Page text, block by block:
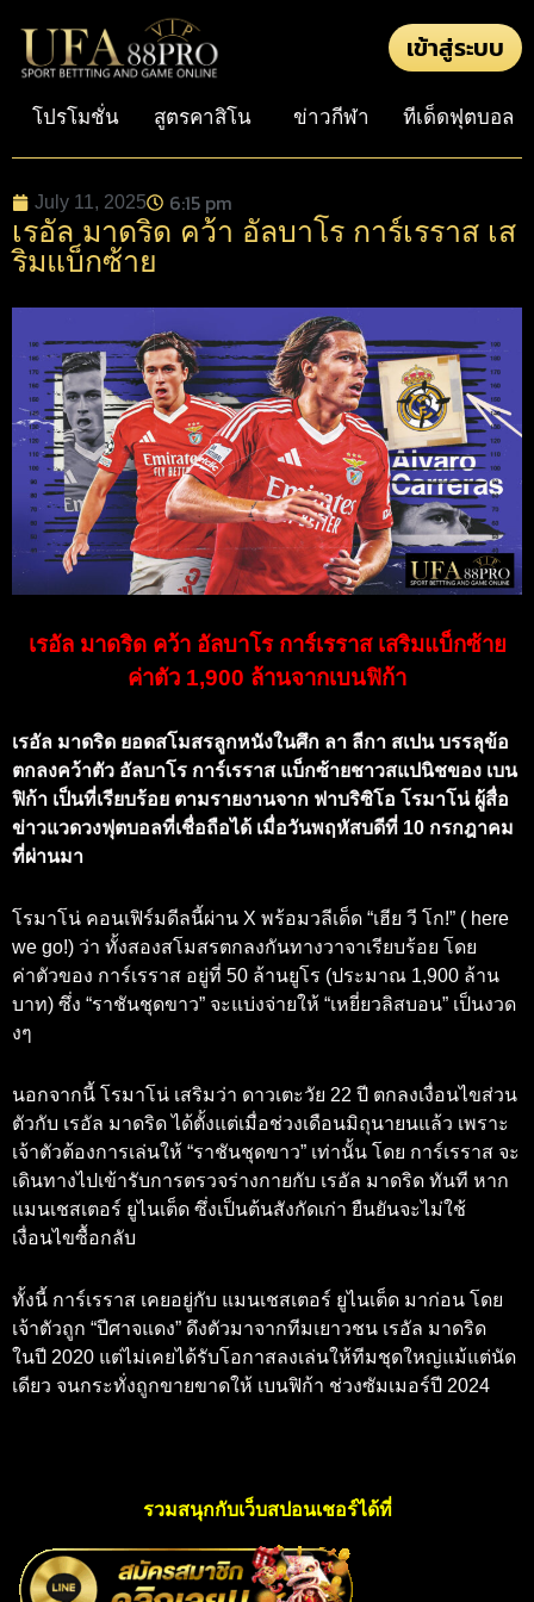
เข้าสู่ระบบ
โปรโมชั่น สูตรคาสิโน ข่าวกีฬา ทีเด็ดฟุตบอล
July 11, 2025 6:15 pm
เรอัล มาดริด คว้า อัลบาโร การ์เรราส เส
ริมแบ็กซ้าย
เรอัล มาดริด คว้า อัลบาโร การ์เรราส เสริมแบ็กซ้าย
ค่าตัว 1,900 ล้านจากเบนฟิก้า
เรอัล มาดริด ยอดสโมสรลูกหนังในศึก ลา ลีกา สเปน บรรลุข้อ
ตกลงคว้าตัว อัลบาโร การ์เรราส แบ็กซ้ายชาวสแปนิชของ เบน
ฟิก้า เป็นที่เรียบร้อย ตามรายงานจาก ฟาบริซิโอ โรมาโน่ ผู้สื่อ
ข่าวแวดวงฟุตบอลที่เชื่อถือได้ เมื่อวันพฤหัสบดีที่ 10 กรกฎาคม
ที่ผ่านมา
โรมาโน่ คอนเฟิร์มดีลนี้ผ่าน X พร้อมวลีเด็ด “เฮีย วี โก!” ( here
we go!) ว่า ทั้งสองสโมสรตกลงกันทางวาจาเรียบร้อย โดย
ค่าตัวของ การ์เรราส อยู่ที่ 50 ล้านยูโร (ประมาณ 1,900 ล้าน
บาท) ซึ่ง “ราชันชุดขาว” จะแบ่งจ่ายให้ “เหยี่ยวลิสบอน” เป็นงวด
งๆ
นอกจากนี้ โรมาโน่ เสริมว่า ดาวเตะวัย 22 ปี ตกลงเงื่อนไขส่วน
ตัวกับ เรอัล มาดริด ได้ตั้งแต่เมื่อช่วงเดือนมิถุนายนแล้ว เพราะ
เจ้าตัวต้องการเล่นให้ “ราชันชุดขาว” เท่านั้น โดย การ์เรราส จะ
เดินทางไปเข้ารับการตรวจร่างกายกับ เรอัล มาดริด ทันที หาก
แมนเชสเตอร์ ยูไนเต็ด ซึ่งเป็นต้นสังกัดเก่า ยืนยันจะไม่ใช้
เงื่อนไขซื้อกลับ
ทั้งนี้ การ์เรราส เคยอยู่กับ แมนเชสเตอร์ ยูไนเต็ด มาก่อน โดย
เจ้าตัวถูก “ปีศาจแดง” ดึงตัวมาจากทีมเยาวชน เรอัล มาดริด
ในปี 2020 แต่ไม่เคยได้รับโอกาสลงเล่นให้ทีมชุดใหญ่แม้แต่นัด
เดียว จนกระทั่งถูกขายขาดให้ เบนฟิก้า ช่วงซัมเมอร์ปี 2024
รวมสนุกกับเว็บสปอนเชอร์ได้ที่